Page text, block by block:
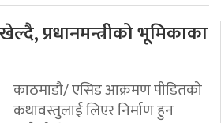
प्रधानमन्त्रीको भूमिकाका
काठमाडौ/ एसिड आक्रमण पीडितको
कथावस्तुलाई लिएर निर्माण हुन